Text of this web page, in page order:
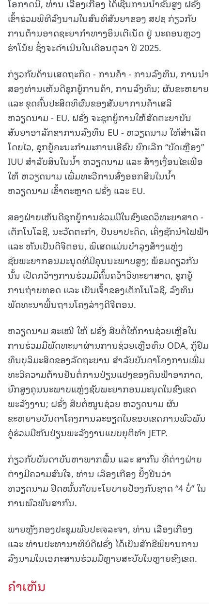
ໂອກາດນີ້, ທ່ານ ເລືອງເກື່ອງ ໄດ້ເຊີນການນຳຂັ້ນສູງ ຝຣັ່ງ
ເຂົ້າຮ່ວມພິທີລົງນາມໃນສົນທິສັນຍາຂອງ ສປຊ ກ່ຽວກັບ
ການຕ້ານອາດຊະຍາກຳທາງອິນເຕີເນັດ ຢູ່ ນະຄອນຫຼວງ
ຮ່າໂນ້ຍ ຊຶ່ງຈະດຳເນີນໃນເດືອນຕຸລາ ປີ 2025.
ກ່ຽວກັບດ້ານເສດຖະກິດ - ການຄ້າ - ການລົງທຶນ, ການນຳ
ສອງທ່ານເຫັນດີຊຸກຍູ້ການຄ້າ, ການລົງທຶນ; ຜັນຂະຫຍາຍ
ແລະ ຂຸດຄົ້ນປະສິດທິຜົນຂອງສັນຍາການຄ້າເສລີ
ຫວຽດນາມ - EU. ຝຣັ່ງ ຈະຊຸກຍູ້ການໃຫ້ສັດຕະຍາບັນ
ສັນຍາອາລັກຂາການລົງທຶນ EU - ຫວຽດນາມ ໃຫ້ສຳເລັດ
ໂດຍໄວ, ຊຸກຍູ້ຄະນະກຳມະການເອີຣົບ ຍົກເລີກ “ບັດເຫຼືອງ”
IUU ສຳລັບສິນໃນນ້ຳ ຫວຽດນາມ ແລະ ສ້າງເງື່ອນໄຂເພື່ອ
ໃຫ້ ຫວຽດນາມ ເພີ່ມທະວີການສົ່ງອອກສິນໃນນ້ຳ
ຫວຽດນາມ ເຂົ້າຕະຫຼາດ ຝຣັ່ງ ແລະ EU.
ສອງຝ່າຍເຫັນດີຊຸກຍູ້ການຮ່ວມມືໃນຂົງເຂດວິທະຍາສາດ -
ເຕັກໂນໂລຊີ, ນະວັດຕະກຳ, ປັນຍາປະດິດ, ເຄິ່ງຊັກນຳໄຟຟ້າ
ແລະ ຫັນເປັນດີຈີຕອນ, ພິເສດແມ່ນບຳລຸງສ້າງແຫຼ່ງ
ຊັບພະຍາກອນມະນຸດທີ່ມີຄຸນນະພາບສູງ; ພ້ອມດຽວກັນ
ນັ້ນ ເປີດກວ້າງການຮ່ວມມືຄົ້ນຄວ້າວິທະຍາສາດ, ຊຸກຍູ້
ການຖ່າຍທອດ ແລະ ເປັນເຈົ້າຂອງເຕັກໂນໂລຊີ, ລົງທຶນ
ພັດທະນາພື້ນຖານໂຄງລ່າງດີຈີຕອນ.
ຫວຽດນາມ ສະເໜີ ໃຫ້ ຝຣັ່ງ ສືບຕໍ່ໃຫ້ການຊ່ວຍເຫຼືອໃນ
ການຮ່ວມມືພັດທະນາຜ່ານການຊ່ວຍເຫຼືອທຶນ ODA, ກູ້ຢືມ
ທຶນບຸລິມະສິດຂອງລັດຖະບານ ສຳລັບບັນດາໂຄງການເພີ່ມ
ທະວີຄວາມຕ້ານຢັນຕໍ່ການປ່ຽນແປງຂອງດິນຟ້າອາກາດ,
ຍົກສູງຄຸນນະພາບແຫຼ່ງຊັບພະຍາກອນມະນຸດໃນຂົງເຂດ
ພະລັງງານ; ຝຣັ່ງ ສືບຕໍ່ໜູນຊ່ວຍ ຫວຽດນາມ ຜັນ
ຂະຫຍາຍບັນດາໂຄງການລະອຽດໃນຂອບເຂດການພົວພັນ
ຄູ່ຮ່ວມມືຫັນປ່ຽນພະລັງງານແບບຍຸຕິທຳ JETP.
ກ່ຽວກັບບັນດາບັນຫາພາກພື້ນ ແລະ ສາກົນ ທີ່ຕ່າງຝ່າຍ
ຕ່າງມີຄວາມສົນໃຈ, ທ່ານ ເລືອງເກືອງ ຢັ້ງຢືນວ່າ
ຫວຽດນາມ ຢຶດໝັ້ນກັບນະໂຍບາຍປ້ອງກັນຊາດ “4 ບໍ່” ໃນ
ການພົວພັນສາກົນ.
ພາຍຫຼັງກອງປະຊຸມພົບປະເຈລະຈາ, ທ່ານ ເລືອງເກື່ອງ
ແລະ ທ່ານປະທານາທິບໍດີຝຣັ່ງ ໄດ້ເປັນສັກຂີພິຍານການ
ລົງນາມໃນເອກະສານຮ່ວມມືຫຼາຍສະບັບໃນຫຼາຍຂົງເຂດ.
ຄໍາເຫັນ